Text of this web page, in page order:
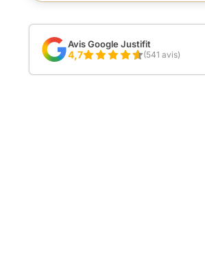
Avis Google Justifit
4,7 (541 avis)